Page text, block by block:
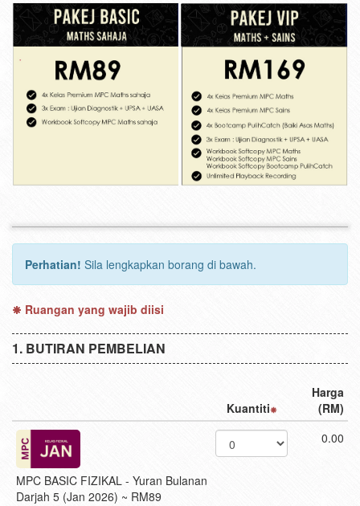
Perhatian! Sila lengkapkan borang di bawah.
Ruangan yang wajib diisi
BUTIRAN PEMBELIAN
Kuantiti
Harga
(RM)
MPC BASIC FIZIKAL - Yuran Bulanan
Darjah 5 (Jan 2026) ~ RM89
0.00